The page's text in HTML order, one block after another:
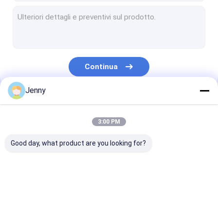
Clichè di Processless
Piatto di doppio strato PCT
Continua
Le Nostre Categorie
Jenny
3:00 PM
Good day, what product are you looking for?